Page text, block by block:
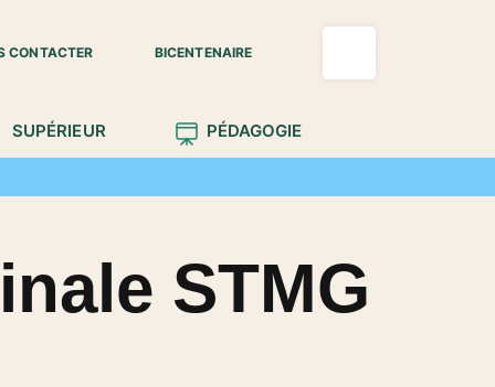
CONTACTER BICENTENAIRE
SUPÉRIEUR PÉDAGOGIE
STMG